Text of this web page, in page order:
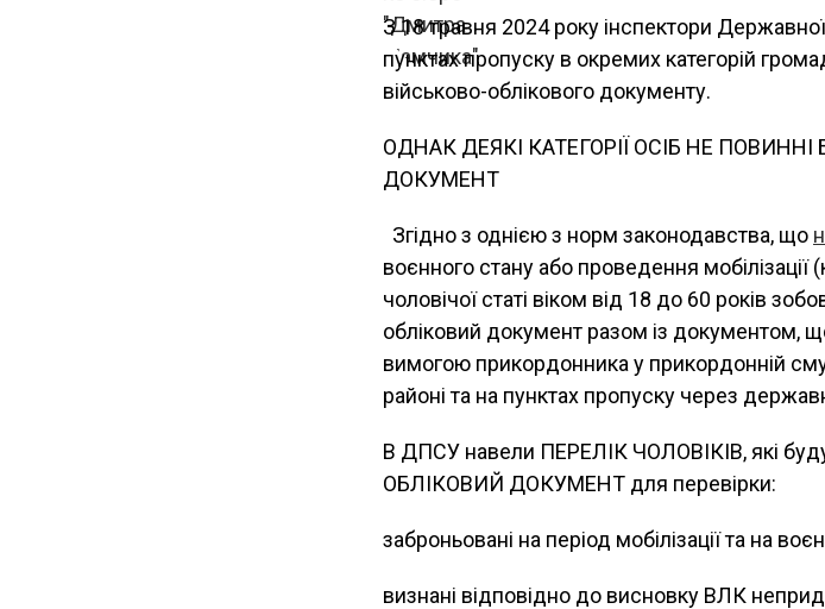
З 18 травня 2024 року інспектори
пунктах пропуску в окремих категорій
військово-облікового документу.
ОДНАК ДЕЯКІ КАТЕГОРІЇ ОСІБ НЕ
ДОКУМЕНТ
Згідно з однією з норм законодавства, що
воєнного стану або проведення мобілізації
чоловічої статі віком від 18 до 60 років
обліковий документ разом із документом,
вимогою прикордонника у прикордонній
районі та на пунктах пропуску через
В ДПСУ навели ПЕРЕЛІК ЧОЛОВІКІВ, які
ОБЛІКОВИЙ ДОКУМЕНТ для перевірки:
заброньовані на період мобілізації та на
визнані відповідно до висновку ВЛК